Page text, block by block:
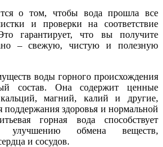
о том, чтобы вода прошла все
и проверки на соответствие
гарантирует, что вы получите
– свежую, чистую и полезную
воды горного происхождения
состав. Она содержит ценные
магний, калий и другие,
поддержания здоровья и нормальной
горная вода способствует
улучшению обмена веществ,
и сосудов.